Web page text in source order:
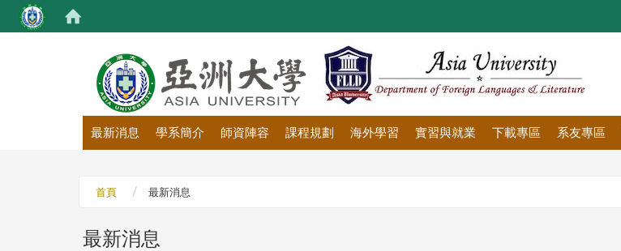
最新消息 學系簡介 師資陣容 課程規劃 海外學習 實習與就業 下載專區 系友專區
首頁 最新消息
最新消息